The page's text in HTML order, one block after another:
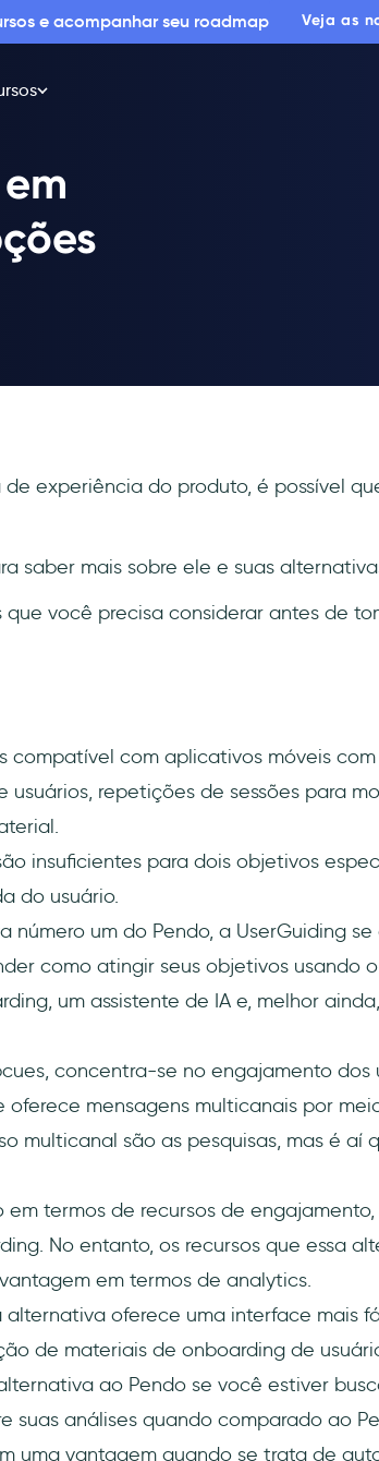
e acompanhar seu roadmap Veja as
experiência do produto, é possível
saber mais sobre ele e suas
você precisa considerar antes de
com aplicativos móveis
usuários, repetições de sessões para
insuficientes para dois objetivos
do usuário.
número um do Pendo, a UserGuiding
como atingir seus objetivos usando
um assistente de IA e, melhor
concentra-se no engajamento dos
mensagens multicanais por
multicanal são as pesquisas, mas é aí
termos de recursos de
No entanto, os recursos que essa
em termos de analytics.
alternativa oferece uma interface mais
de materiais de onboarding de
ao Pendo se você estiver
suas análises quando comparado ao
uma vantagem quando se trata de